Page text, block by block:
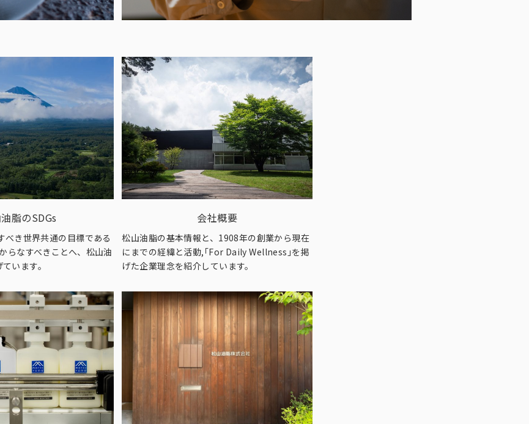
脂のSDGs
べき世界共通の目標である
らなすべきことへ、松山油
います。
会社概要
松山油脂の基本情報と、1908年の創業から現在
にまでの経緯と活動,｢For Daily Wellness｣を掲
げた企業理念を紹介しています。